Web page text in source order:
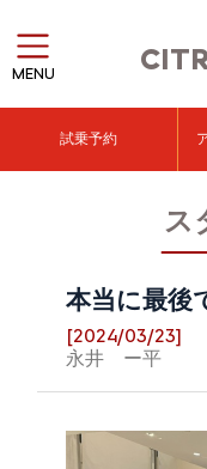
MENU
試乗予約
ス
本当に最後
[2024/03/23]
永井 ー平